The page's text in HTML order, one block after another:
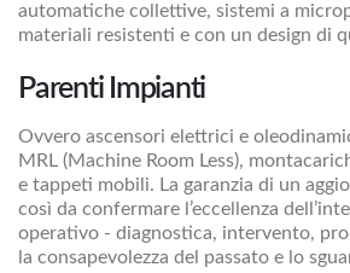
automatiche collettive, sistemi a
materiali resistenti e con un design di
Parenti Impianti
Ovvero ascensori elettrici e
MRL (Machine Room Less),
e tappeti mobili. La garanzia di un
così da confermare l’eccellenza
operativo - diagnostica, intervento,
la consapevolezza del passato e lo